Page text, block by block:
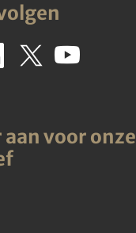
voor onze